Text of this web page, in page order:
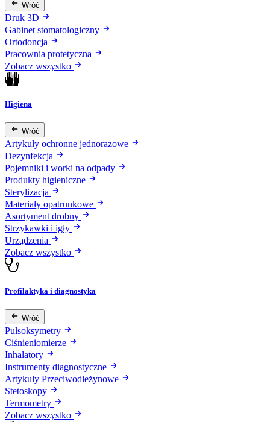
Wróć
Druk 3D
Gabinet stomatologiczny
Ortodoncja
Pracownia protetyczna
Zobacz wszystko
Higiena
Wróć
Artykuły ochronne jednorazowe
Dezynfekcja
Pojemniki i worki na odpady
Produkty higieniczne
Sterylizacja
Materiały opatrunkowe
Asortyment drobny
Strzykawki i igły
Urządzenia
Zobacz wszystko
Profilaktyka i diagnostyka
Wróć
Pulsoksymetry
Ciśnieniomierze
Inhalatory
Instrumenty diagnostyczne
Artykuły Przeciwodleżynowe
Stetoskopy
Termometry
Zobacz wszystko